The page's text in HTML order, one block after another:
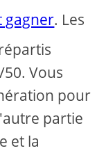
gagner. Les
Vous
pour
partie
et la